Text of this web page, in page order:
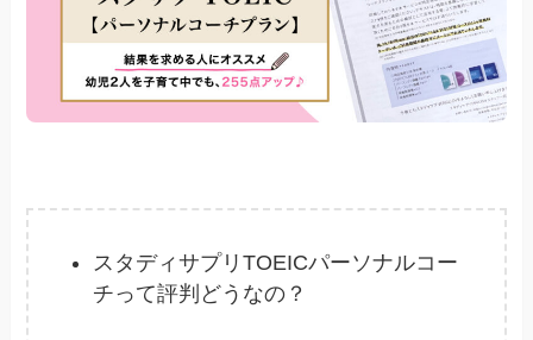
スタディサプリTOEICパーソナルコー
チって評判どうなの？